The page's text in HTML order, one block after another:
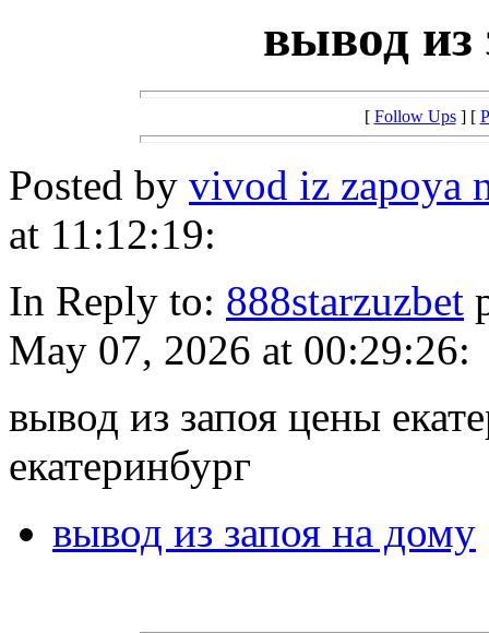
вывод из
[ Follow Ups] [
Posted by vivod iz zapoya
at 11:12:19:
In Reply to: 888starzuzbet
May 07, 2026 at 00:29:26:
вывод из запоя цены
екатеринбург
вывод из запоя на дому